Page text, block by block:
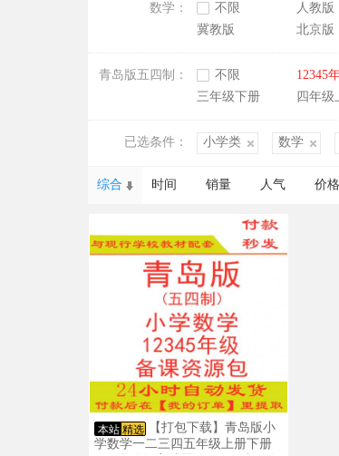
数学： 不限 人教版
冀教版
北京版
青岛版五四制： 不限 12345
三年级下册
四年级
已选条件： 小学类 数学
综合 时间 销量 人气 价格
本站 精选
【打包下载】青岛版小
学数学一二三四五年级上册下册